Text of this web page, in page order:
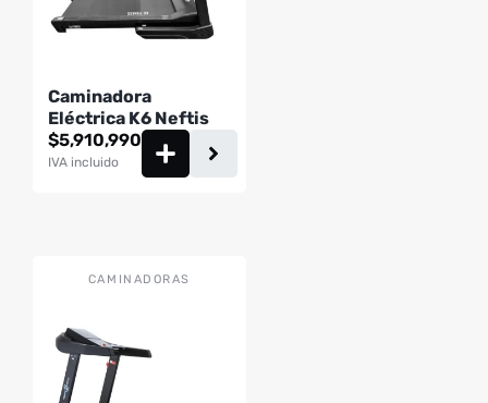
Caminadora
Eléctrica K6 Neftis
$5,910,990
IVA incluido
CAMINADORAS